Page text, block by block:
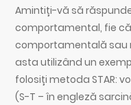
Amintiți-vă să
comportamental, fie
comportamentală sau
asta utilizând un
folosiți metoda STAR:
(S-T – în engleză